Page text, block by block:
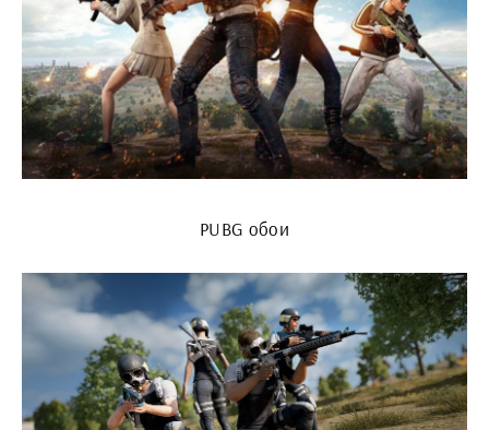
PUBG обои